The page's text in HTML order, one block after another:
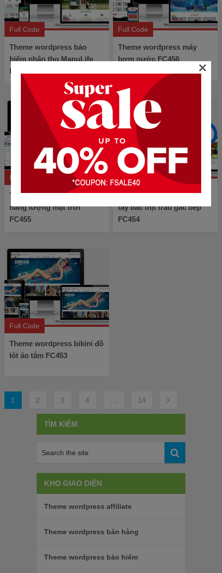
Full Code
Theme wordpress bảo
hiểm nhân thọ ManuLife
FC457
Full Code
Theme wordpress máy
bơm nước FC456
Full Code
Theme wordpress điện
năng lượng mặt trời
FC455
Full Code
Theme wordpress đặc sản
tây bắc thịt trâu gác bếp
FC454
Full Code
Theme wordpress bikini đồ
lót áo tắm FC453
1 2 3 4 … 14
TÌM KIẾM
KHO GIAO DIỆN
Theme wordpress affiliate
Theme wordpress bán hàng
Theme wordpress bảo hiểm
×